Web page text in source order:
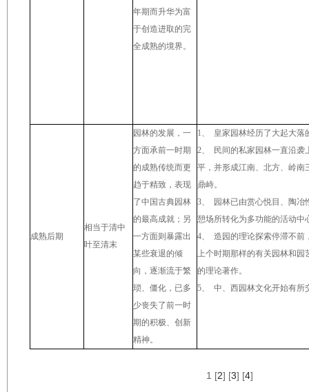
年期而升华为富
于创造进取的完
全成熟的境界。
成熟后期
相当于清中
叶至清末
园林的发展，一
方面承前一时期
的成熟传统而更
趋于精致，表现
了中国古典园林
的最高成就；另
一方面则暴露出
某些衰退的倾
向，逐渐流于繁
琐、僵化，已多
少丧失了前一时
期的积极、创新
精神。
1、
皇家园林经历了大起大落
2、
民间的私家园林一直沿袭
平，并形成江南、北方、岭南
鼎峙。
3、
园林已由赏心悦目、陶冶
憩场所转化为多功能的活动中
4、
造园的理论探索停滞不前
上个时期那样的有关园林和园
的理论著作。
5、 中、西园林文化开始有所
1 [2] [3] [4]